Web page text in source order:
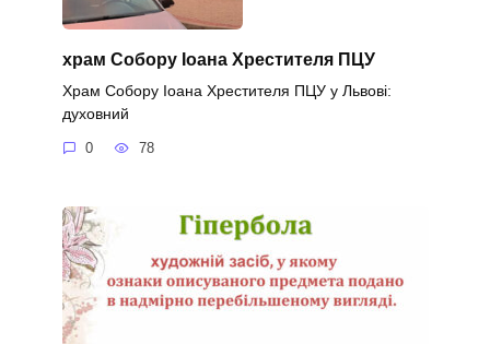
храм Собору Іоана Хрестителя ПЦУ
Храм Собору Іоана Хрестителя ПЦУ у Львові:
духовний
0 78